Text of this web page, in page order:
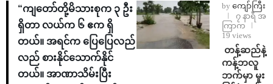
“ကျတော်တို့မိသားစုက ၃ ဦး
ရှိတာ လယ်က ၆ ဧက ရှိ
တယ်။ အရင်က ပြေပြေလည်
လည် စားနိုင်သောက်နိုင်
တယ်။ အာဏာသိမ်းပြီး
by ကျော်ကြီး
၇ နာရီ အ
ကြာက
19 views
⁩ ⁨တန့်ဆည်နဲ့
ကန့်ဘလူ
ဘက်မှာ မူး